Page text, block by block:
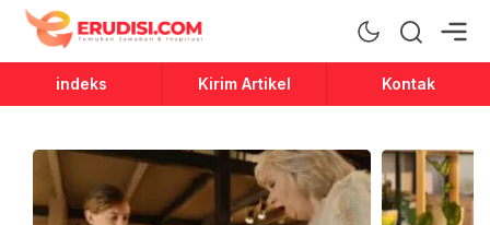
Erudisi
Temukan Jawaban dan Inspirasi
indeks Kirim Artikel Kontak